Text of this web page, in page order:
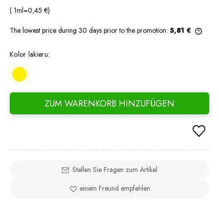
( 1ml=0,45 €)
The lowest price during 30 days prior to the promotion: 5,81 €
Kolor lakieru:
ZUM WARENKORB HINZUFÜGEN
Stellen Sie Fragen zum Artikel
einem Freund empfehlen